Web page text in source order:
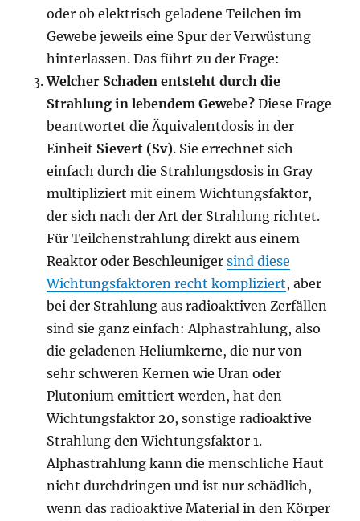
oder ob elektrisch geladene Teilchen im
Gewebe jeweils eine Spur der Verwüstung
hinterlassen. Das führt zu der Frage:
Welcher Schaden entsteht durch die
Strahlung in lebendem Gewebe? Diese Frage
beantwortet die Äquivalentdosis in der
Einheit Sievert (Sv). Sie errechnet sich
einfach durch die Strahlungsdosis in Gray
multipliziert mit einem Wichtungsfaktor,
der sich nach der Art der Strahlung richtet.
Für Teilchenstrahlung direkt aus einem
Reaktor oder Beschleunigersind diese
Wichtungsfaktoren recht kompliziert, aber
bei der Strahlung aus radioaktiven Zerfällen
sind sie ganz einfach: Alphastrahlung, also
die geladenen Heliumkerne, die nur von
sehr schweren Kernen wie Uran oder
Plutonium emittiert werden, hat den
Wichtungsfaktor 20, sonstige radioaktive
Strahlung den Wichtungsfaktor 1.
Alphastrahlung kann die menschliche Haut
nicht durchdringen und ist nur schädlich,
wenn das radioaktive Material in den Körper